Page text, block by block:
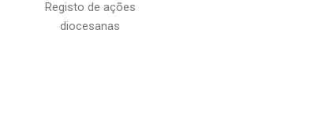
Registo de ações
diocesanas